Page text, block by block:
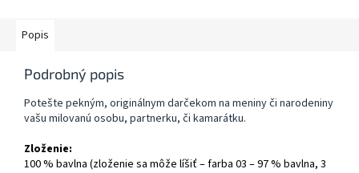
Popis
Podrobný popis
Potešte pekným, originálnym darčekom na meniny či narodeniny
vašu milovanú osobu, partnerku, či kamarátku.
Zloženie:
100 % bavlna (zloženie sa môže líšiť – farba 03 – 97 % bavlna, 3